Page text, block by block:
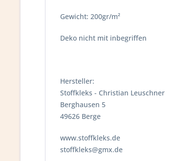
Gewicht: 200gr/m²
Deko nicht mit inbegriffen
Hersteller:
Stoffkleks - Christian Leuschner
Berghausen 5
49626 Berge
www.stoffkleks.de
stoffkleks@gmx.de